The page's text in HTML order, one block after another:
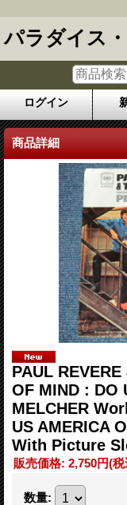
パラダイス
ログイン
商品詳細
PAUL
OF MIND : DO
MELCHER
US AMERICA
With Picture
販売価格: 2,750円(税
数量: